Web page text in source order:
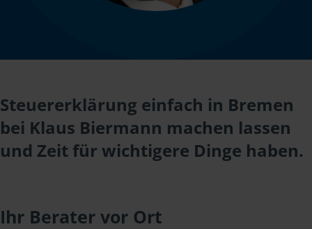
Steuererklärung einfach in Bremen
bei Klaus Biermann machen lassen
und Zeit für wichtigere Dinge haben.
Ihr Berater vor Ort